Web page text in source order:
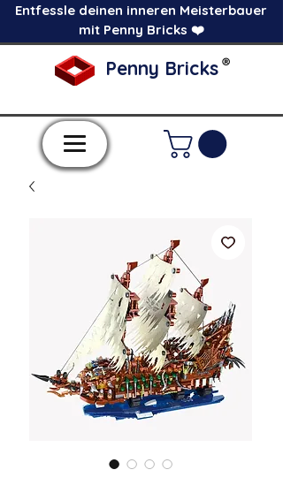
Entfessle deinen inneren Meisterbauer
mit Penny Bricks ❤️
Penny Bricks ®